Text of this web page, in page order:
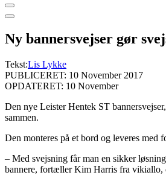
Ny bannersvejser gør
Tekst:Lis Lykke
PUBLICERET: 10 November 2017
OPDATERET: 10 November
Den nye Leister Hentek ST
sammen.
Den monteres på et bord og leveres med
– Med svejsning får man en sikker
bannere, fortæller Kim Harris fra vikiallo,